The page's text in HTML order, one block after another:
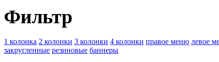
Фильтр
1 колонка 2 колонки 3 колонки 4 колонки правое меню левое
закругленные резиновые баннеры